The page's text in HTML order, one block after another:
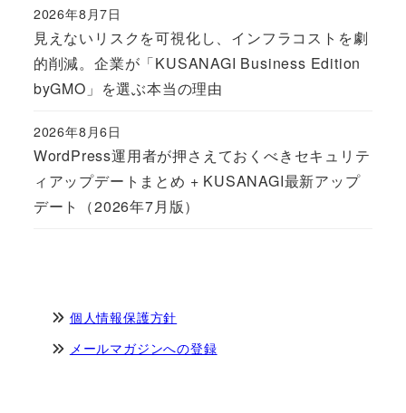
見えないリスクを可視化し、インフラコストを劇
的削減。企業が「KUSANAGI Business Edition
byGMO」を選ぶ本当の理由
Published
2026年8月7日
WordPress運用者が押さえておくべきセキュリテ
ィアップデートまとめ + KUSANAGI最新アップ
デート（2026年7月版）
Published
2026年8月6日
個人情報保護方針
メールマガジンへの登録